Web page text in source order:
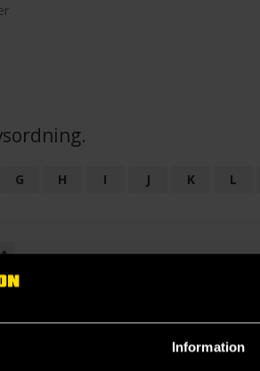
Information
G H I J K L